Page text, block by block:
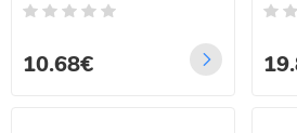
10.68€